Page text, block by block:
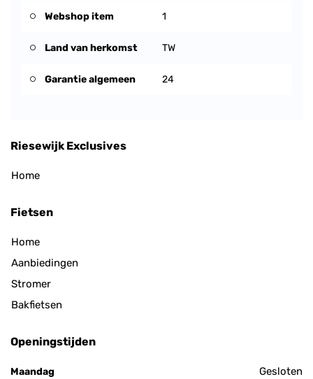
Webshop item 1
Land van herkomst TW
Garantie algemeen 24
Riesewijk Exclusives
Home
Fietsen
Home
Aanbiedingen
Stromer
Bakfietsen
Openingstijden
Maandag Gesloten